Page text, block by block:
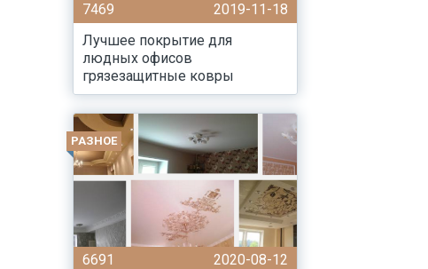
7469
2019-11-18
Лучшее покрытие для
людных офисов
грязезащитные ковры
РАЗНОЕ
6691
2020-08-12